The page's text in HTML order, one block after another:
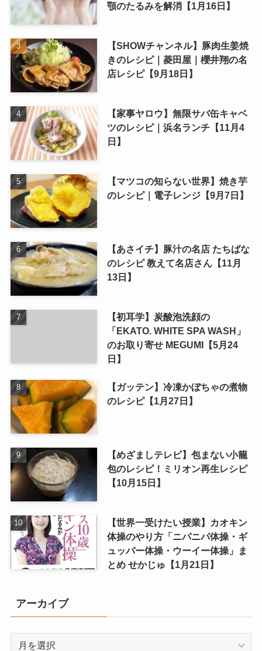
顎のたるみを解消【1月16日】
【SHOWチャンネル】豚肉生姜焼
きのレシピ｜菱田屋｜櫻井翔の名
店レシピ【9月18日】
【家事ヤロウ】無限サバ缶キャベ
ツのレシピ｜浜名ランチ【11月4
日】
【マツコの知らない世界】焼き芋
のレシピ｜電子レンジ【9月7日】
【あさイチ】豚汁の名店 たちばな
のレシピ 教えて名店さん【11月
13日】
【初耳学】炭酸泡洗顔の
「EKATO. WHITE SPA WASH」
のお取り寄せ MEGUMI【5月24
日】
【ガッテン】冷凍かぼちゃの煮物
のレシピ【1月27日】
【めざましテレビ】包まない小籠
包のレシピ！ミリオン再生レシピ
【10月15日】
【世界一受けたい授業】カオキン
体操のやり方「ニパニパ体操・ギ
ュッパー体操・ウーイー体操」ま
とめ せかじゅ【1月21日】
アーカイブ